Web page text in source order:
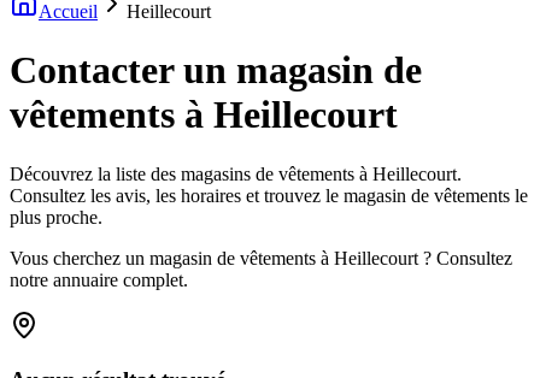
Accueil Heillecourt
Contacter un magasin de
vêtements à Heillecourt
Découvrez la liste des magasins de vêtements à Heillecourt.
Consultez les avis, les horaires et trouvez le magasin de vêtements le
plus proche.
Vous cherchez un magasin de vêtements à Heillecourt ? Consultez
notre annuaire complet.